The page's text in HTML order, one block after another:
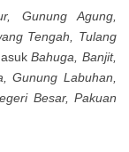
Gunung Agung,
Tengah, Tulang
Bahuga, Banjit,
Gunung Labuhan,
Besar, Pakuan